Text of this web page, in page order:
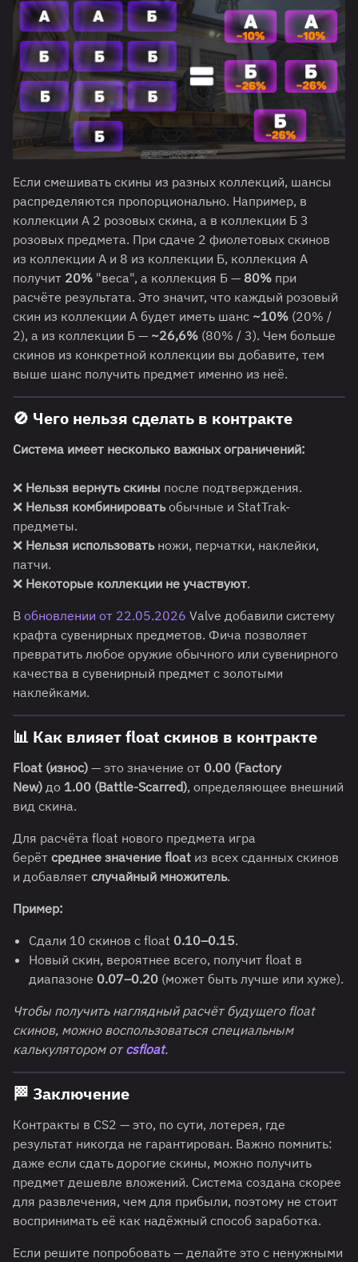
Если смешивать скины из разных коллекций, шансы
распределяются пропорционально. Например, в
коллекции А 2 розовых скина, а в коллекции Б 3
розовых предмета. При сдаче 2 фиолетовых скинов
из коллекции А и 8 из коллекции Б, коллекция А
получит 20% "веса", а коллекция Б — 80% при
расчёте результата. Это значит, что каждый розовый
скин из коллекции А будет иметь шанс ~10% (20% /
2), а из коллекции Б — ~26,6% (80% / 3). Чем больше
скинов из конкретной коллекции вы добавите, тем
выше шанс получить предмет именно из неё.
🚫 Чего нельзя сделать в контракте
Система имеет несколько важных ограничений:
❌ Нельзя вернуть скины после подтверждения.
❌ Нельзя комбинироватьобычные и StatTrak-
предметы.
❌ Нельзя использоватьножи, перчатки, наклейки,
патчи.
❌ Некоторые коллекции не участвуют.
В обновлении от 22.05.2026 Valve добавили систему
крафта сувенирных предметов. Фича позволяет
превратить любое оружие обычного или сувенирного
качества в сувенирный предмет с золотыми
наклейками.
📊 Как влияет float скинов в контракте
Float (износ) — это значение от 0.00 (Factory
New) до 1.00 (Battle-Scarred), определяющее внешний
вид скина.
Для расчёта float нового предмета игра
берёт среднее значение float из всех сданных скинов
и добавляет случайный множитель.
Пример:
Сдали 10 скинов с float 0.10–0.15.
Новый скин, вероятнее всего, получит float в
диапазоне 0.07–0.20 (может быть лучше или хуже).
Чтобы получить наглядный расчёт будущего float
скинов, можно воспользоваться специальным
калькулятором от csfloat.
🏁 Заключение
Контракты в CS2 — это, по сути, лотерея, где
результат никогда не гарантирован. Важно помнить:
даже если сдать дорогие скины, можно получить
предмет дешевле вложений. Система создана скорее
для развлечения, чем для прибыли, поэтому не стоит
воспринимать её как надёжный способ заработка.
Если решите попробовать — делайте это с ненужными